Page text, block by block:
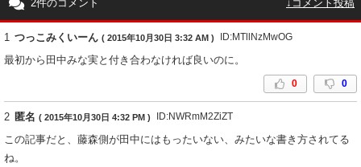
2件のコメント ↓コメント投稿
1 つっこみくいーん ( 2015年10月30日 3:32 AM ) ID:MTllNzMwOG
最初から田中みな実と付き合わなければ良いのに。
0 0
2 匿名 ( 2015年10月30日 4:32 PM ) ID:NWRmM2ZiZT
この記事だと、藤森側が田中にはもったいない、みたいな書き方されてる
ね。